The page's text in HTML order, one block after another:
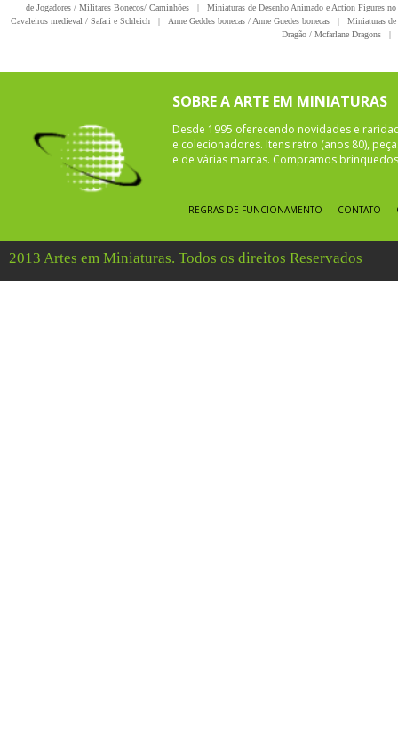
de Jogadores / Militares Bonecos/ Caminhões
|
Miniaturas de Desenho Animado e Action Figures
Cavaleiros medieval / Safari e Schleich
| Anne Geddes bonecas / Anne Guedes bonecas |
Miniaturas
Dragão / Mcfarlane Dragons
|
SOBRE A ARTE EM MINIATURAS
Desde 1995 oferecendo novidades e
e colecionadores. Itens retro (anos 80),
e de várias marcas. Compramos
REGRAS DE FUNCIONAMENTO CONTATO
2013 Artes em Miniaturas. Todos os direitos Reservados